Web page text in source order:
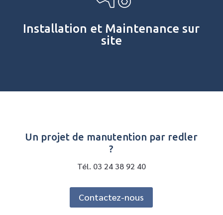
Installation et Maintenance sur
site
Un projet de manutention par redler
?
Tél. 03 24 38 92 40
Contactez-nous